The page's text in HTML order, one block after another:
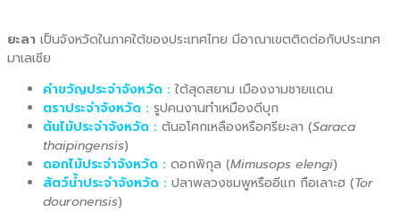
ยะลา เป็นจังหวัดในภาคใต้ของประเทศไทย มีอาณาเขตติดต่อกับประเทศ
มาเลเซีย
คำขวัญประจำจังหวัด : ใต้สุดสยาม เมืองงามชายแดน
ตราประจำจังหวัด : รูปคนงานทำเหมืองดีบุก
ต้นไม้ประจำจังหวัด : ต้นอโศกเหลืองหรือศรียะลา (Saraca
thaipingensis)
ดอกไม้ประจำจังหวัด : ดอกพิกุล (Mimusops elengi)
สัตว์น้ำประจำจังหวัด : ปลาพลวงชมพูหรืออีแก กือเลาะฮ (Tor
douronensis)